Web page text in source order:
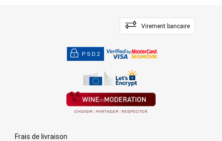
Virement bancaire
PSD2
Frais de livraison